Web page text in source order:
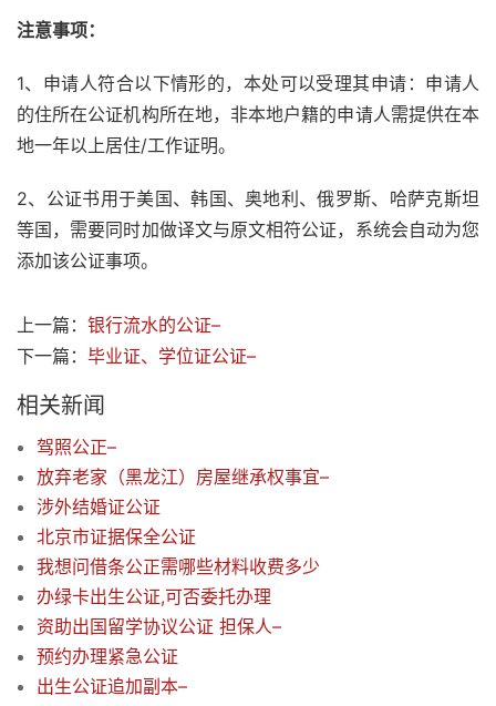
注意事项：
1、申请人符合以下情形的，本处可以受理其申请：申请人
的住所在公证机构所在地，非本地户籍的申请人需提供在本
地一年以上居住/工作证明。
2、公证书用于美国、韩国、奥地利、俄罗斯、哈萨克斯坦
等国，需要同时加做译文与原文相符公证，系统会自动为您
添加该公证事项。
上一篇： 银行流水的公证–
下一篇： 毕业证、学位证公证–
相关新闻
驾照公正–
放弃老家（黑龙江）房屋继承权事宜–
涉外结婚证公证
北京市证据保全公证
我想问借条公正需哪些材料收费多少
办绿卡出生公证,可否委托办理
资助出国留学协议公证 担保人–
预约办理紧急公证
出生公证追加副本–